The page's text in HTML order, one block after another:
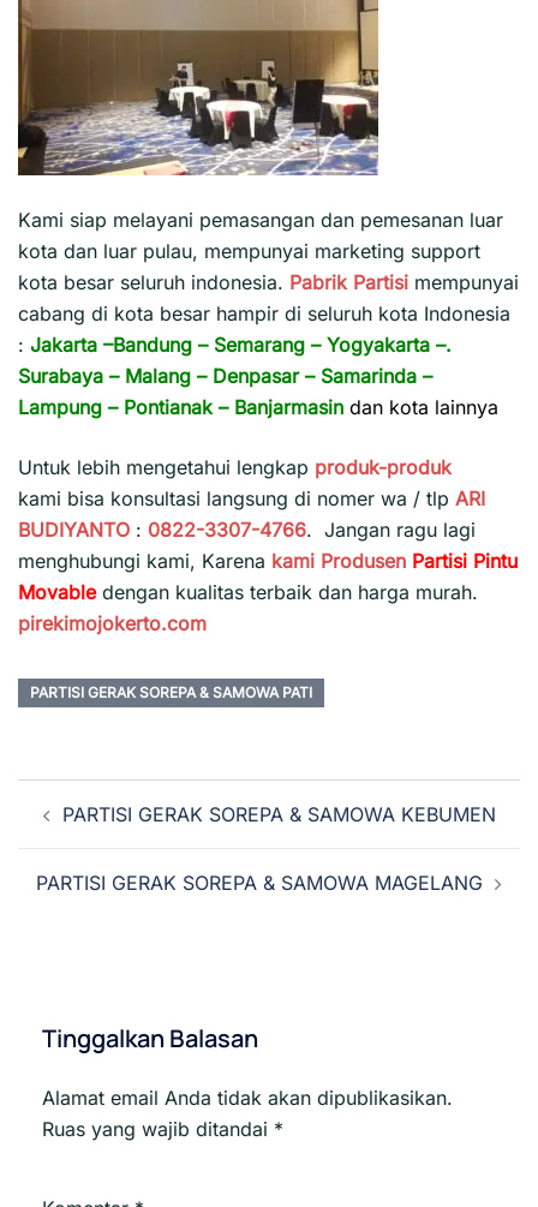
Kami siap melayani pemasangan dan pemesanan luar
kota dan luar pulau, mempunyai marketing support
kota besar seluruh indonesia. Pabrik Partisi mempunyai
cabang di kota besar hampir di seluruh kota Indonesia
: Jakarta –Bandung – Semarang – Yogyakarta –.
Surabaya – Malang – Denpasar– Samarinda –
Lampung – Pontianak– Banjarmasin dan kota lainnya
Untuk lebih mengetahui lengkap produk-produk
kami bisa konsultasi langsung di nomer wa / tlp ARI
BUDIYANTO : 0822-3307-4766. Jangan ragu lagi
menghubungi kami, Karena kami Produsen Partisi Pintu
Movable dengan kualitas terbaik dan harga murah.
pirekimojokerto.com
PARTISI GERAK SOREPA & SAMOWA PATI
Navigasi
Tulisan
PARTISI GERAK SOREPA & SAMOWA KEBUMEN
PARTISI GERAK SOREPA & SAMOWA MAGELANG
Tinggalkan Balasan
Alamat email Anda tidak akan dipublikasikan.
Ruas yang wajib ditandai *